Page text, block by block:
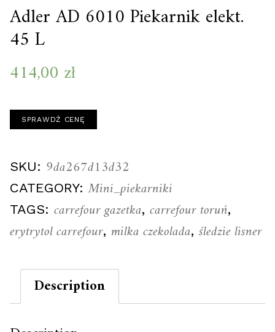
Adler AD 6010 Piekarnik elekt.
45 L
414,00 zł
SPRAWDŹ CENĘ
SKU: 9da267d13d32
CATEGORY: Mini_piekarniki
TAGS: carrefour gazetka, carrefour toruń,
erytrytol carrefour, milka czekolada, śledzie lisner
Description